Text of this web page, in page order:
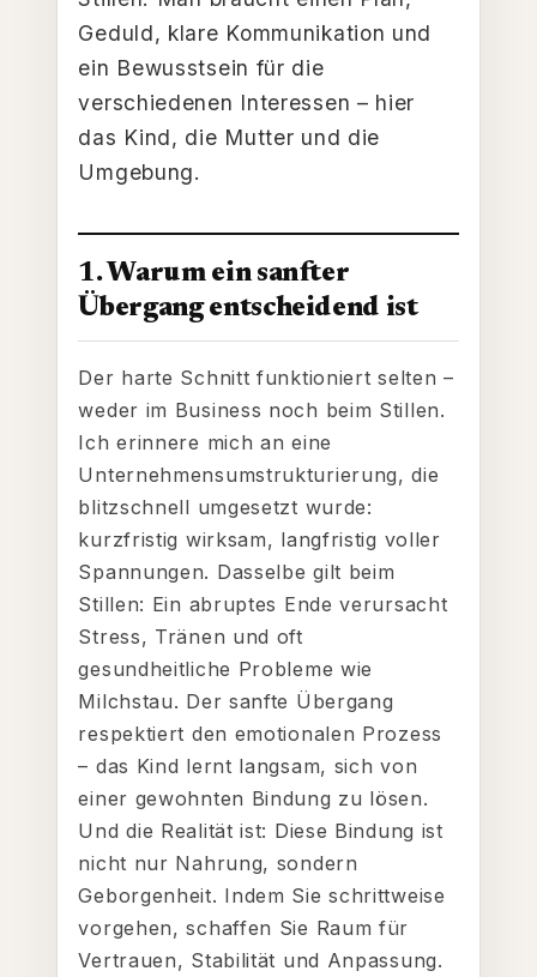
Geduld, klare Kommunikation und
ein Bewusstsein für die
verschiedenen Interessen – hier
das Kind, die Mutter und die
Umgebung.
1. Warum ein sanfter
Übergang entscheidend ist
Der harte Schnitt funktioniert selten –
weder im Business noch beim Stillen.
Ich erinnere mich an eine
Unternehmensumstrukturierung, die
blitzschnell umgesetzt wurde:
kurzfristig wirksam, langfristig voller
Spannungen. Dasselbe gilt beim
Stillen: Ein abruptes Ende verursacht
Stress, Tränen und oft
gesundheitliche Probleme wie
Milchstau. Der sanfte Übergang
respektiert den emotionalen Prozess
– das Kind lernt langsam, sich von
einer gewohnten Bindung zu lösen.
Und die Realität ist: Diese Bindung ist
nicht nur Nahrung, sondern
Geborgenheit. Indem Sie schrittweise
vorgehen, schaffen Sie Raum für
Vertrauen, Stabilität und Anpassung.